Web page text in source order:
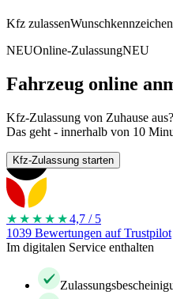
Kfz zulassen
NEUOnline-ZulassungNEU
Fahrzeug online
Kfz-Zulassung von Zuhause aus?
Das geht - innerhalb von 10
Kfz-Zulassung starten
★★★★ ★4,7 / 5
1039 Bewertungen auf Trustpilot
Im digitalen Service enthalten